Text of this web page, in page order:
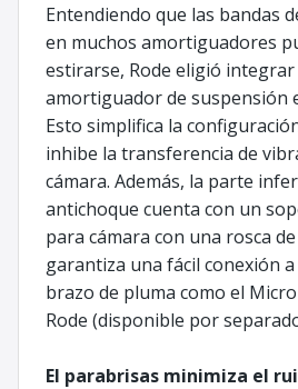
Entendiendo que las bandas
en muchos amortiguadores
estirarse, Rode eligió
amortiguador de suspensión
Esto simplifica la
inhibe la transferencia de
cámara. Además, la parte
antichoque cuenta con un
para cámara con una rosca
garantiza una fácil conexión
brazo de pluma como el
Rode (disponible por
El parabrisas minimiza el